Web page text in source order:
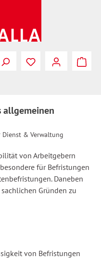
allgemeinen
& Verwaltung
von Arbeitgebern
für Befristungen
Daneben
Gründen zu
von Befristungen